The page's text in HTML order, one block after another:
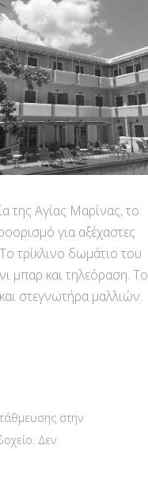
της Αγίας Μαρίνας, το
για αξέχαστες
τρίκλινο δωμάτιο του
μπαρ και τηλεόραση. Το
στεγνωτήρα μαλλιών.
στην
Δεν